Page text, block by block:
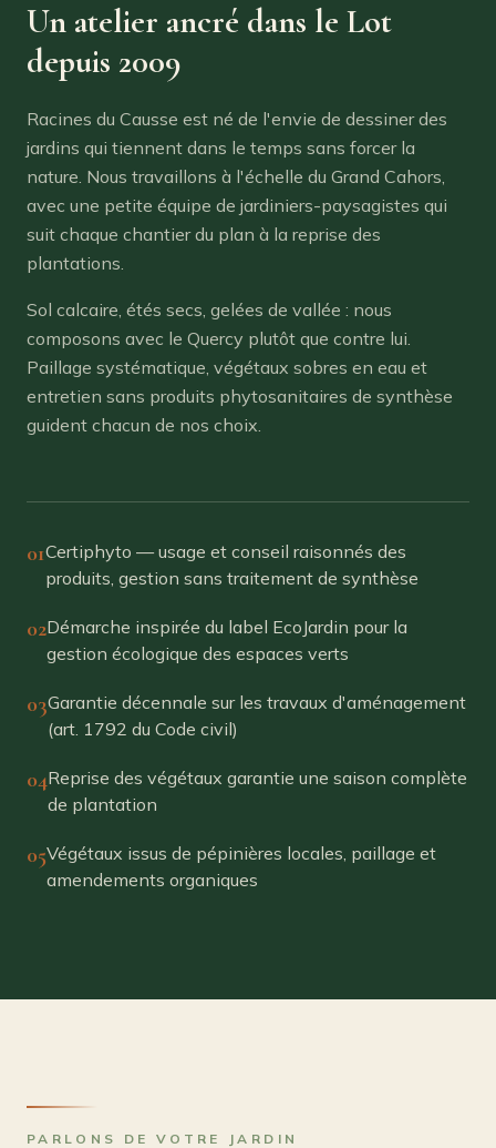
Un atelier ancré dans le Lot
depuis 2009
Racines du Causse est né de l'envie de dessiner des
jardins qui tiennent dans le temps sans forcer la
nature. Nous travaillons à l'échelle du Grand Cahors,
avec une petite équipe de jardiniers-paysagistes qui
suit chaque chantier du plan à la reprise des
plantations.
Sol calcaire, étés secs, gelées de vallée : nous
composons avec le Quercy plutôt que contre lui.
Paillage systématique, végétaux sobres en eau et
entretien sans produits phytosanitaires de synthèse
guident chacun de nos choix.
01Certiphyto — usage et conseil raisonnés des
produits, gestion sans traitement de synthèse
02Démarche inspirée du label EcoJardin pour la
gestion écologique des espaces verts
03Garantie décennale sur les travaux d'aménagement
(art. 1792 du Code civil)
04Reprise des végétaux garantie une saison complète
de plantation
05Végétaux issus de pépinières locales, paillage et
amendements organiques
PARLONS DE VOTRE JARDIN